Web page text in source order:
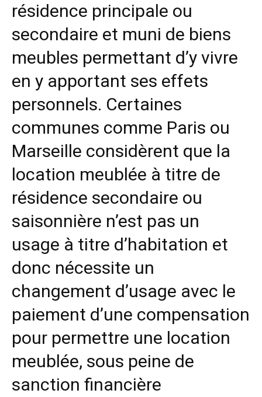
résidence principale ou
secondaire et muni de biens
meubles permettant d’y vivre
en y apportant ses effets
personnels. Certaines
communes comme Paris ou
Marseille considèrent que la
location meublée à titre de
résidence secondaire ou
saisonnière n’est pas un
usage à titre d’habitation et
donc nécessite un
changement d’usage avec le
paiement d’une compensation
pour permettre une location
meublée, sous peine de
sanction financière